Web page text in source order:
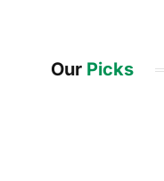
Our Picks